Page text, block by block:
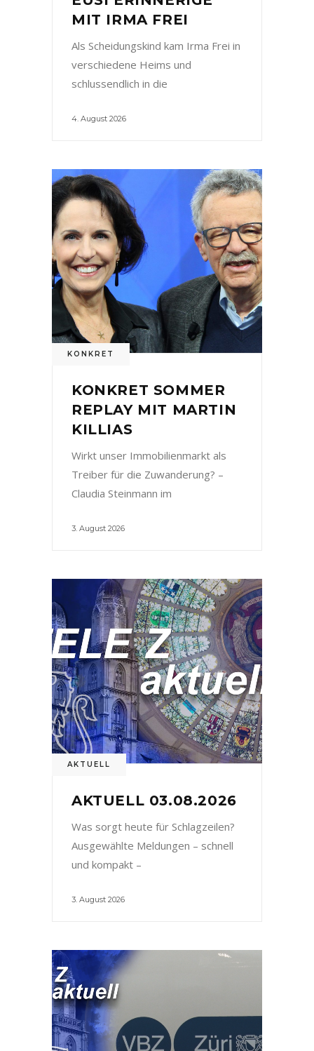
MIT IRMA FREI
Als Scheidungskind kam Irma Frei in
verschiedene Heims und
schlussendlich in die
4. August 2026
KONKRET
KONKRET SOMMER
REPLAY MIT MARTIN
KILLIAS
Wirkt unser Immobilienmarkt als
Treiber für die Zuwanderung? –
Claudia Steinmann im
3. August 2026
AKTUELL
AKTUELL 03.08.2026
Was sorgt heute für Schlagzeilen?
Ausgewählte Meldungen – schnell
und kompakt –
3. August 2026